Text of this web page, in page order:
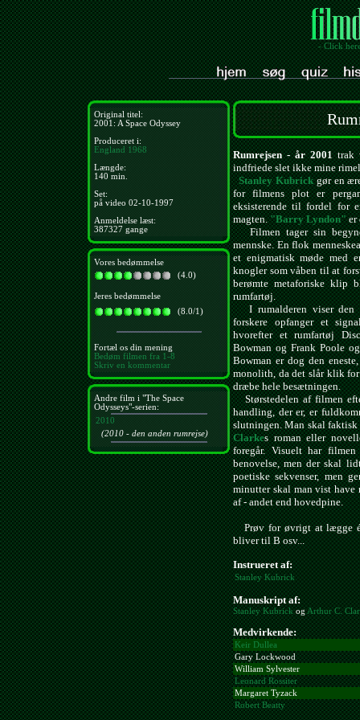
- Click
Original titel:
2001: A Space Odyssey
Produceret i:
England 1968
Længde:
140 min.
Set:
på video 02-10-1997
Anmeldelse læst:
387327 gange
Vores bedømmelse
(4.0)
Jeres bedømmelse
(8.0/1)
Fortæl os din mening
Bedøm filmen fra 1-8
Skriv en kommentar
Andre film i "The Space
Odysseys"-serien:
2010
(2010 - den anden rumrejse)
Rumrejsen - år 2001trak
indfriede slet ikke mine
Stanley Kubrickgør en
for filmens plot er
eksisterende til fordel for
magten."Barry Lyndon"er
Filmen tager sin
mennske. En flok
et enigmatisk møde med
knogler som våben til at
berømte metaforiske klip
rumfartøj.
I rumalderen viser den
forskere opfanger et
hvorefter et rumfartøj
Bowman og Frank Poole
Bowman er dog den
monolith, da det slår klik for
dræbe hele besætningen.
Størstedelen af filmen
handling, der er, er
slutningen. Man skal
Clarkes roman eller
foregår. Visuelt har
benovelse, men der skal
poetiske sekvenser, men
minutter skal man vist
af - andet end hovedpine.
Prøv for øvrigt at lægge
bliver til B osv...
Instrueret af:
Stanley Kubrick
Manuskript af:
Stanley KubrickogArthur C.
Medvirkende:
Keir Dullea
Gary Lockwood
William Sylvester
Leonard Rossiter
Margaret Tyzack
Robert Beatty